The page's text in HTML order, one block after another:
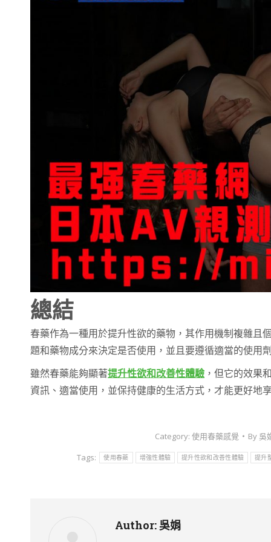
總結
春藥作為一種用於提升性欲的藥物，其作用機制複雜且
題和藥物成分來決定是否使用，並且要遵循適當的使用
雖然春藥能夠顯著提升性欲和改善性體驗 ，但它的效果
資訊、適當使用，並保持健康的生活方式，才能更好地
Category: 使用春藥感覺 By 吳
Tags:
使用春藥 增強性體驗 提升性欲和改善性體驗 提升
Author: 吳娟